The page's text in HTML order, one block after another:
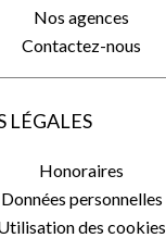
Nos agences
Contactez-nous
LÉGALES
Honoraires
Données personnelles
des cookies